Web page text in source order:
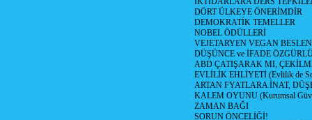
DÖRT ÜLKEYE ÖNERİMDİR
DEMOKRATİK TEMELLER
NOBEL ÖDÜLLERİ
VEJETARYEN VEGAN
DÜŞÜNCE ve İFADE
ABD ÇATIŞARAK MI,
EVLİLİK EHLİYETİ (Evlilik de
ARTAN FYATLARA İNAT,
KALEM OYUNU (Kurumsal
ZAMAN BAĞI
SORUN ÖNCELİĞİ!